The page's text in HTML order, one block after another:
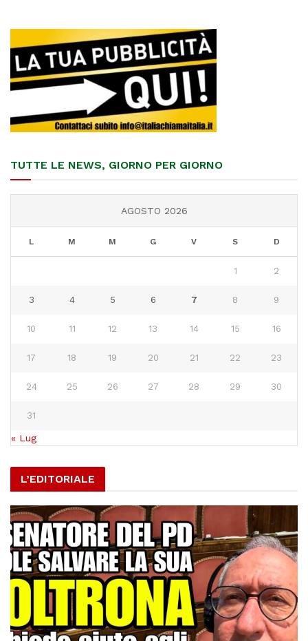
TUTTE LE NEWS, GIORNO PER GIORNO
AGOSTO 2026
L M M G V S D
1 2
3 4 5 6 7 8 9
10 11 12 13 14 15 16
17 18 19 20 21 22 23
24 25 26 27 28 29 30
31
« Lug
L’EDITORIALE